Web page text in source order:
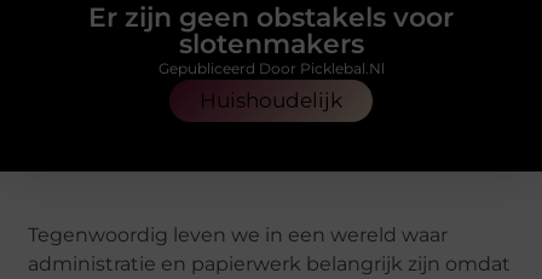
Er zijn geen obstakels voor
slotenmakers
Huishoudelijk
Gepubliceerd Door Picklebal.nl
Tegenwoordig leven we in een wereld waar
administratie en papierwerk belangrijk zijn omdat